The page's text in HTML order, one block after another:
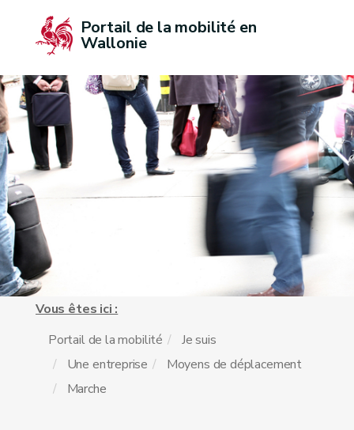
Portail de la mobilité en
Wallonie
Vous êtes ici :
Portail de la mobilité
Je suis
Une entreprise
Moyens de déplacement
Marche